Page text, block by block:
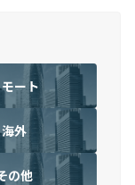
ート
海外
の他